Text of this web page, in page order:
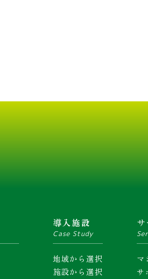
導入施設
Case Study
地域から選択
施設から選択
マ
サ